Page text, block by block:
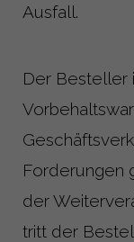
Ausfall.
Der Besteller
Forderungen
der
tritt der